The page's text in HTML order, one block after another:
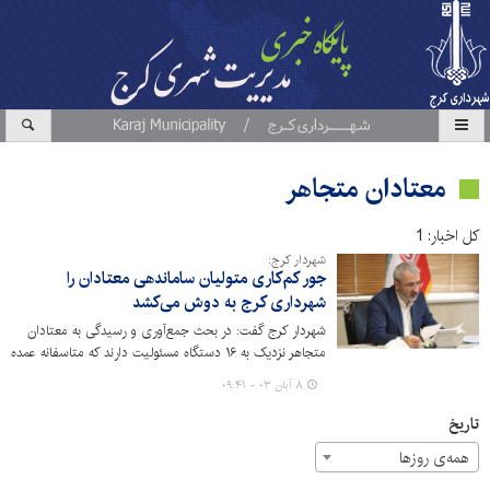
معتادان متجاهر
کل اخبار: 1
شهردار کرج:
جور کم‌کاری متولیان ساماندهی معتادان را
شهرداری کرج به دوش می‌کشد
شهردار کرج گفت: در بحث جمع‌آوری و رسیدگی به معتادان
متجاهر نزدیک به ۱۶ دستگاه مسئولیت دارند که متاسفانه عمده
انتظارات و پرداخت‌ها از جانب شهرداری کرج بوده است و
باقی دستگاه‌ها در این زمینه اقدامات و وظایف محوله را به
۸ آبان ۰۳ - ۰۹:۴۱
تاریخ
همه‌ی روزها